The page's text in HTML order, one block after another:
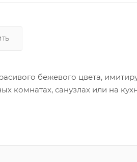
бежевого цвета,
комнатах, санузлах или на